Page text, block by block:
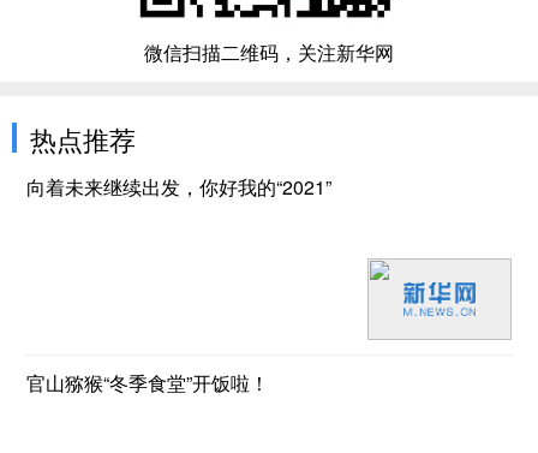
微信扫描二维码，关注新华网
热点推荐
向着未来继续出发，你好我的“2021”
官山猕猴“冬季食堂”开饭啦！